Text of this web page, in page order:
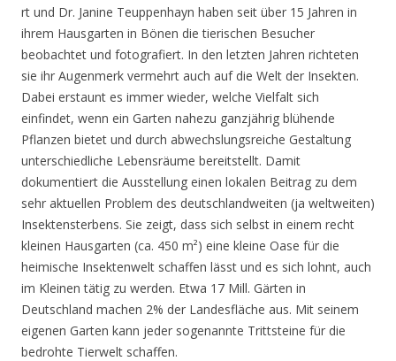
rt und Dr. Janine Teuppenhayn haben seit über 15 Jahren in
ihrem Hausgarten in Bönen die tierischen Besucher
beobachtet und fotografiert. In den letzten Jahren richteten
sie ihr Augenmerk vermehrt auch auf die Welt der Insekten.
Dabei erstaunt es immer wieder, welche Vielfalt sich
einfindet, wenn ein Garten nahezu ganzjährig blühende
Pflanzen bietet und durch abwechslungsreiche Gestaltung
unterschiedliche Lebensräume bereitstellt. Damit
dokumentiert die Ausstellung einen lokalen Beitrag zu dem
sehr aktuellen Problem des deutschlandweiten (ja weltweiten)
Insektensterbens. Sie zeigt, dass sich selbst in einem recht
kleinen Hausgarten (ca. 450 m²) eine kleine Oase für die
heimische Insektenwelt schaffen lässt und es sich lohnt, auch
im Kleinen tätig zu werden. Etwa 17 Mill. Gärten in
Deutschland machen 2% der Landesfläche aus. Mit seinem
eigenen Garten kann jeder sogenannte Trittsteine für die
bedrohte Tierwelt schaffen.